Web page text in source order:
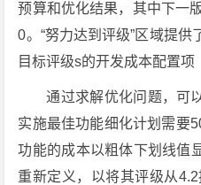
预算和优化结果，其中下一
0。“努力达到评级”区域提供
目标评级s的开发成本配置项
通过求解优化问题，可
实施最佳功能细化计划需要
功能的成本以粗体下划线值
重新定义，以将其评级从